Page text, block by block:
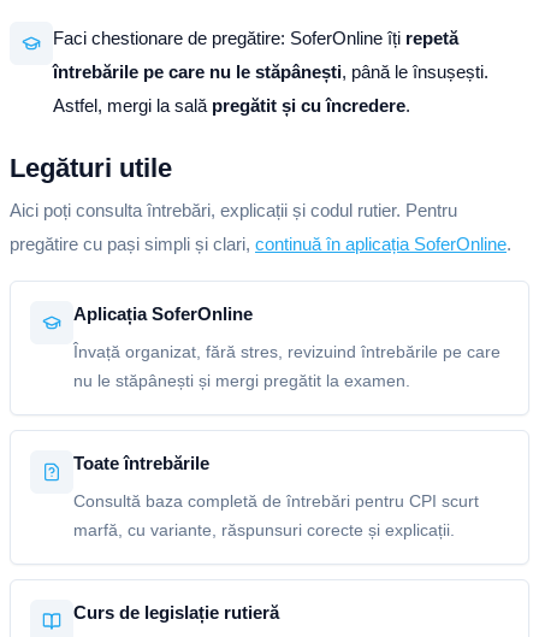
Faci chestionare de pregătire: SoferOnline îți repetă
întrebările pe care nu le stăpânești, până le însușești.
Astfel, mergi la sală pregătit și cu încredere.
Legături utile
Aici poți consulta întrebări, explicații și codul rutier. Pentru
pregătire cu pași simpli și clari, continuă în aplicația SoferOnline.
Aplicația SoferOnline
Învață organizat, fără stres, revizuind întrebările pe care
nu le stăpânești și mergi pregătit la examen.
Toate întrebările
Consultă baza completă de întrebări pentru CPI scurt
marfă, cu variante, răspunsuri corecte și explicații.
Curs de legislație rutieră